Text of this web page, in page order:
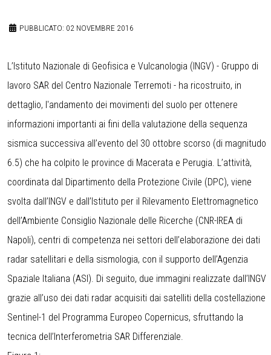
PUBBLICATO: 02 NOVEMBRE 2016
L’Istituto Nazionale di Geofisica e Vulcanologia (INGV) - Gruppo di
lavoro SAR del Centro Nazionale Terremoti - ha ricostruito, in
dettaglio, l'andamento dei movimenti del suolo per ottenere
informazioni importanti ai fini della valutazione della sequenza
sismica successiva all’evento del 30 ottobre scorso (di magnitudo
6.5) che ha colpito le province di Macerata e Perugia. L’attività,
coordinata dal Dipartimento della Protezione Civile (DPC), viene
svolta dall’INGV e dall’Istituto per il Rilevamento Elettromagnetico
dell’Ambiente Consiglio Nazionale delle Ricerche (CNR-IREA di
Napoli), centri di competenza nei settori dell’elaborazione dei dati
radar satellitari e della sismologia, con il supporto dell’Agenzia
Spaziale Italiana (ASI). Di seguito, due immagini realizzate dall’INGV
grazie all’uso dei dati radar acquisiti dai satelliti della costellazione
Sentinel-1 del Programma Europeo Copernicus, sfruttando la
tecnica dell’Interferometria SAR Differenziale.